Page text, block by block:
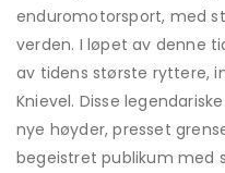
enduromotorsport, med
verden. I løpet av denne
av tidens største ryttere,
Knievel. Disse
nye høyder, presset
begeistret publikum med